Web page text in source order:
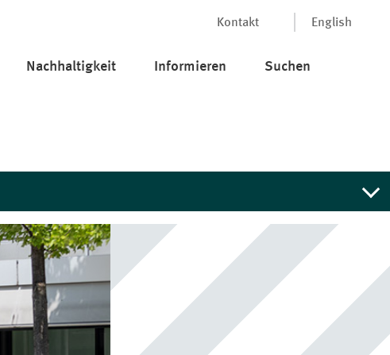
Nachhaltigkeit Informieren Suchen
Kontakt English
worden sind bzw.
Sie, dass die MEAG keine
Daten preiszugeben, Anlagetipps